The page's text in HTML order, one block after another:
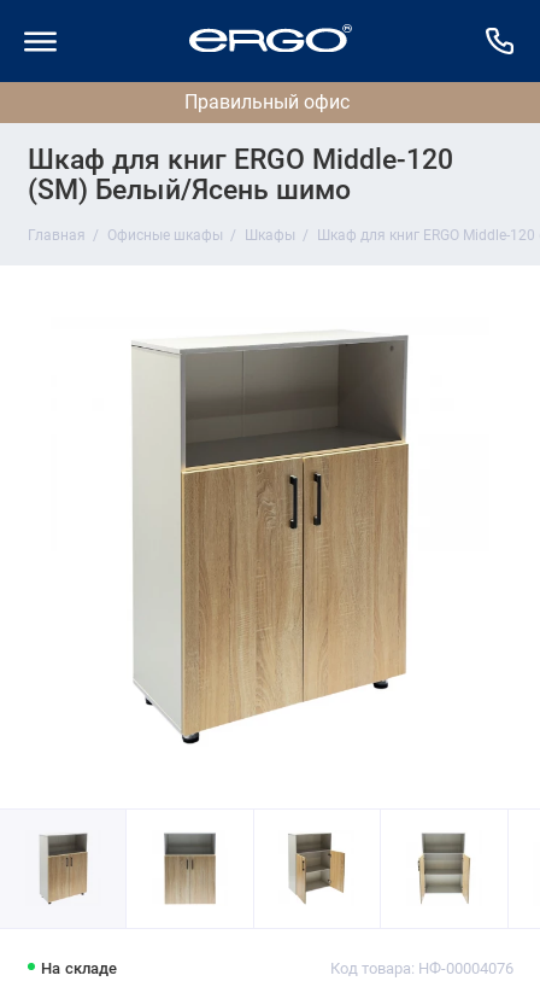
Шкаф для книг ERGO Middle-120
(SM) Белый/Ясень шимо
Главная Офисные шкафы Шкафы Шкаф для книг ERGO Middle-
На складе Код товара: НФ-00004076